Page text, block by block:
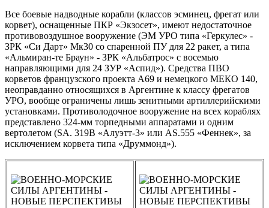
Все боевые надводные корабли (классов эсминец, фрегат или
корвет), оснащенные ПКР «Экзосет», имеют недостаточное
противовоздушное вооружение (ЭМ УРО типа «Геркулес» -
ЗРК «Си Дарт» Мк30 со спаренной ПУ для 22 ракет, а типа
«Альмиран-те Браун» - ЗРК «Альбатрос» с восемью
направляющими для 24 ЗУР «Аспид»). Средства ПВО
корветов французского проекта А69 и немецкого МЕКО 140,
неоправданно относящихся в Аргентине к классу фрегатов
УРО, вообще ограничены лишь зенитными артиллерийскими
установками. Противолодочное вооружение на всех кораблях
представлено 324-мм торпедными аппаратами и одним
вертолетом (SA. 319В «Алуэтт-3» или AS.555 «Феннек», за
исключением корвета типа «Друммонд»).